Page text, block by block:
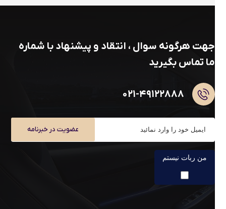
جهت هرگونه سوال ، انتقاد و پیشنهاد با شماره
ما تماس بگیرید
۰۲۱-۴۹۱۲۲۸۸۸
عضویت در خبرنامه
من ربات نیستم